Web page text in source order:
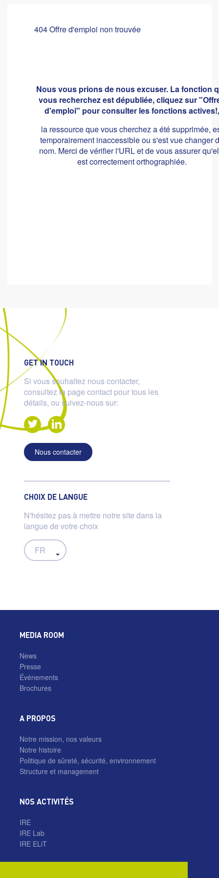
404 Offre d'emploi non trouvée
Nous vous prions de nous excuser. La fonction
vous recherchez est dépubliée, cliquez sur
d'emploi" pour consulter les fonctions actives!,
la ressource que vous cherchez a été supprimée,
temporairement inaccessible ou s'est vue changer
nom. Merci de vérifier l'URL et de vous assurer
est correctement orthographiée.
GET IN TOUCH
Si vous souhaitez nous contacter,
consultez la page contact pour tous les
détails, ou suivez-nous sur:
Nous contacter
CHOIX DE LANGUE
N'hésitez pas à mettre notre site dans la
langue de votre choix
MEDIA ROOM
News
Presse
Événements
Brochures
A PROPOS
Notre mission, nos valeurs
Notre histoire
Politique de sûreté, sécurité, environnement
Structure et management
NOS ACTIVITÉS
IRE
IRE Lab
IRE ELiT